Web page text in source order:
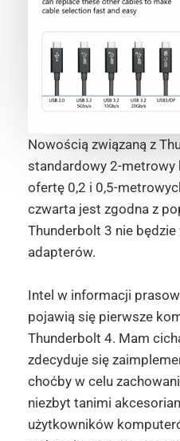
Nowością związaną z
standardowy 2-metrowy
ofertę 0,2 i 0,5-
czwarta jest zgodna z
Thunderbolt 3 nie
adapterów.
Intel w informacji
pojawią się pierwsze
Thunderbolt 4. Mam
zdecyduje się
choćby w celu
niezbyt tanimi
użytkowników